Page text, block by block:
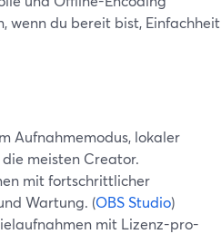
wenn du bereit bist, Einfachheit
Aufnahmemodus, lokaler
meisten Creator.
mit fortschrittlicher
Wartung. (OBS Studio)
mit Lizenz-pro-